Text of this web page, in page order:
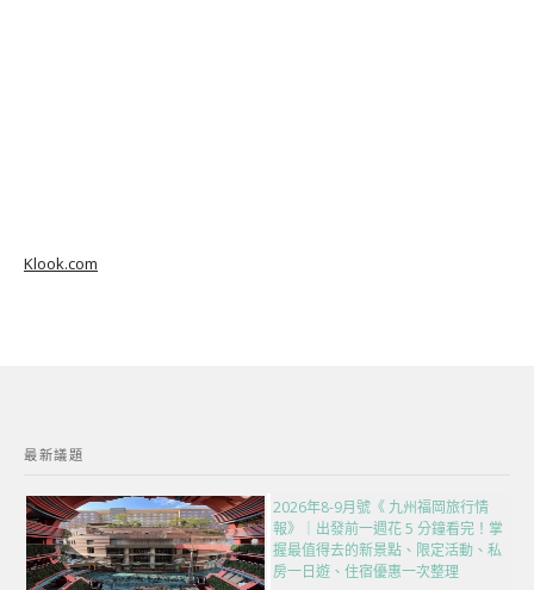
Klook.com
最新議題
2026年8-9月號《 九州福岡旅行情
報》｜出發前一週花 5 分鐘看完！掌
握最值得去的新景點、限定活動、私
房一日遊、住宿優惠一次整理